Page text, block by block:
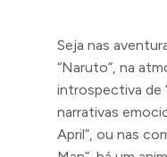
Seja nas
“Naruto”, na
introspectiva de
narrativas
April”, ou nas